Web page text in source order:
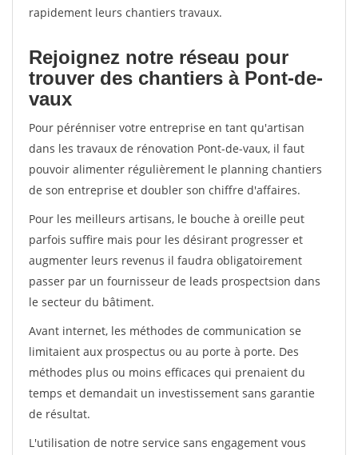
rapidement leurs chantiers travaux.
Rejoignez notre réseau pour
trouver des chantiers à Pont-de-
vaux
Pour pérénniser votre entreprise en tant qu'artisan
dans les travaux de rénovation Pont-de-vaux, il faut
pouvoir alimenter régulièrement le planning chantiers
de son entreprise et doubler son chiffre d'affaires.
Pour les meilleurs artisans, le bouche à oreille peut
parfois suffire mais pour les désirant progresser et
augmenter leurs revenus il faudra obligatoirement
passer par un fournisseur de leads prospectsion dans
le secteur du bâtiment.
Avant internet, les méthodes de communication se
limitaient aux prospectus ou au porte à porte. Des
méthodes plus ou moins efficaces qui prenaient du
temps et demandait un investissement sans garantie
de résultat.
L'utilisation de notre service sans engagement vous